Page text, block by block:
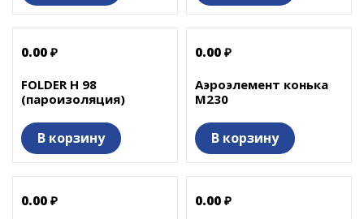
0.00 ₽
FOLDER H 98
(пароизоляция)
В корзину
0.00 ₽
Аэроэлемент конька
М230
В корзину
0.00 ₽
0.00 ₽